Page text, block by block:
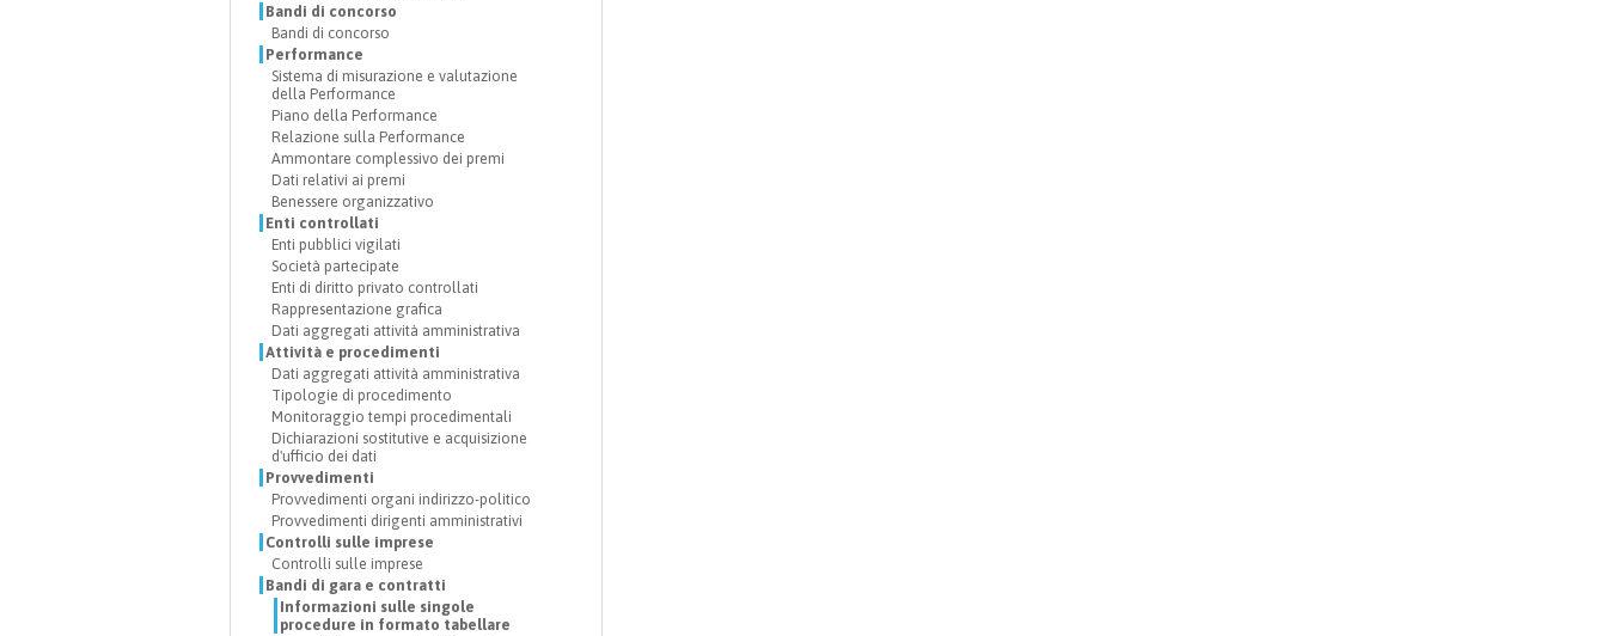
Bandi di concorso
Bandi di concorso
Performance
Sistema di misurazione e valutazione
della Performance
Piano della Performance
Relazione sulla Performance
Ammontare complessivo dei premi
Dati relativi ai premi
Benessere organizzativo
Enti controllati
Enti pubblici vigilati
Società partecipate
Enti di diritto privato controllati
Rappresentazione grafica
Dati aggregati attività amministrativa
Attività e procedimenti
Dati aggregati attività amministrativa
Tipologie di procedimento
Monitoraggio tempi procedimentali
Dichiarazioni sostitutive e acquisizione
d'ufficio dei dati
Provvedimenti
Provvedimenti organi indirizzo-politico
Provvedimenti dirigenti amministrativi
Controlli sulle imprese
Controlli sulle imprese
Bandi di gara e contratti
Informazioni sulle singole
procedure in formato tabellare